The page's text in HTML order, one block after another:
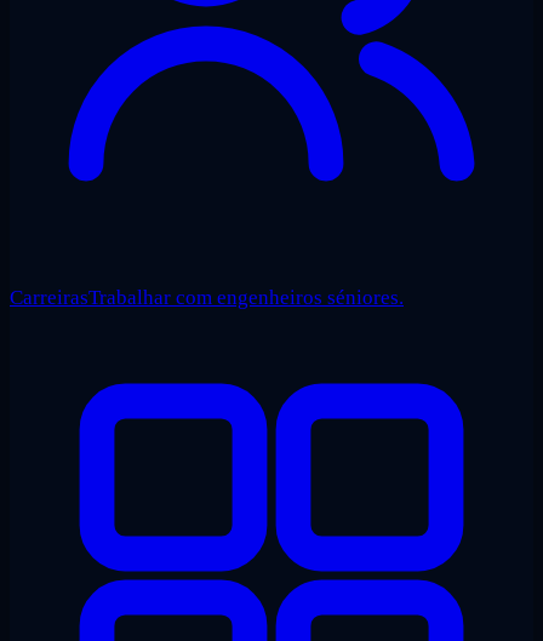
CarreirasTrabalhar com engenheiros séniores.